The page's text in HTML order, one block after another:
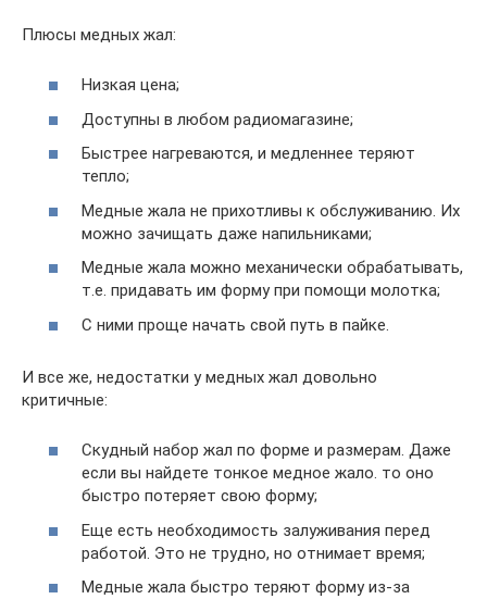
Плюсы медных жал:
Низкая цена;
Доступны в любом радиомагазине;
Быстрее нагреваются, и медленнее теряют
тепло;
Медные жала не прихотливы к обслуживанию. Их
можно зачищать даже напильниками;
Медные жала можно механически обрабатывать,
т.е. придавать им форму при помощи молотка;
С ними проще начать свой путь в пайке.
И все же, недостатки у медных жал довольно
критичные:
Скудный набор жал по форме и размерам. Даже
если вы найдете тонкое медное жало. то оно
быстро потеряет свою форму;
Еще есть необходимость залуживания перед
работой. Это не трудно, но отнимает время;
Медные жала быстро теряют форму из-за